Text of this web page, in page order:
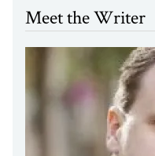
Meet the Writer